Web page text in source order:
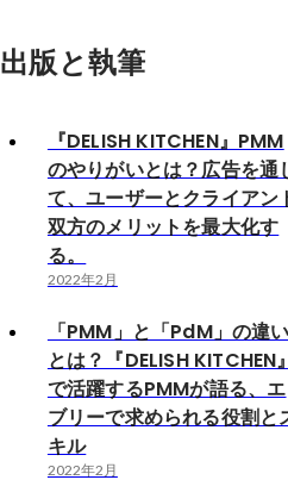
出版と執筆
『DELISH KITCHEN』PMM
のやりがいとは？広告を通
て、ユーザーとクライアン
双方のメリットを最大化す
る。
2022年2月
「PMM」と「PdM」の違い
とは？『DELISH KITCHEN』
で活躍するPMMが語る、エ
ブリーで求められる役割と
キル
2022年2月